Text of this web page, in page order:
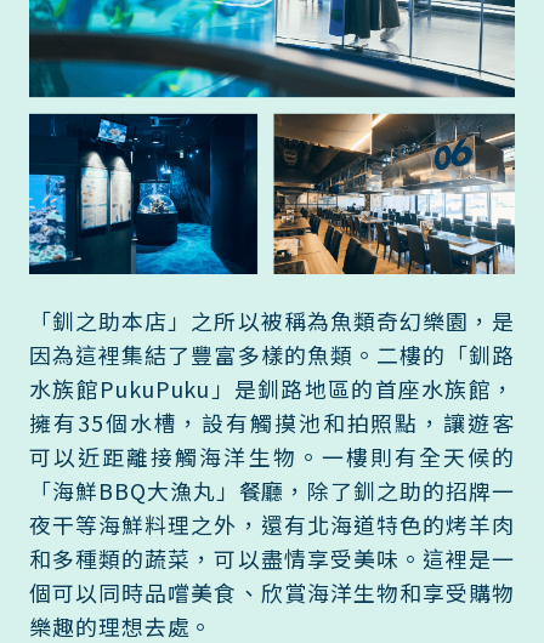
「釧之助本店」之所以被稱為魚類奇幻樂園，是
因為這裡集結了豐富多樣的魚類。二樓的「釧路
水族館PukuPuku」是釧路地區的首座水族館，
擁有35個水槽，設有觸摸池和拍照點，讓遊客
可以近距離接觸海洋生物。一樓則有全天候的
「海鮮BBQ大漁丸」餐廳，除了釧之助的招牌一
夜干等海鮮料理之外，還有北海道特色的烤羊肉
和多種類的蔬菜，可以盡情享受美味。這裡是一
個可以同時品嚐美食、欣賞海洋生物和享受購物
樂趣的理想去處。